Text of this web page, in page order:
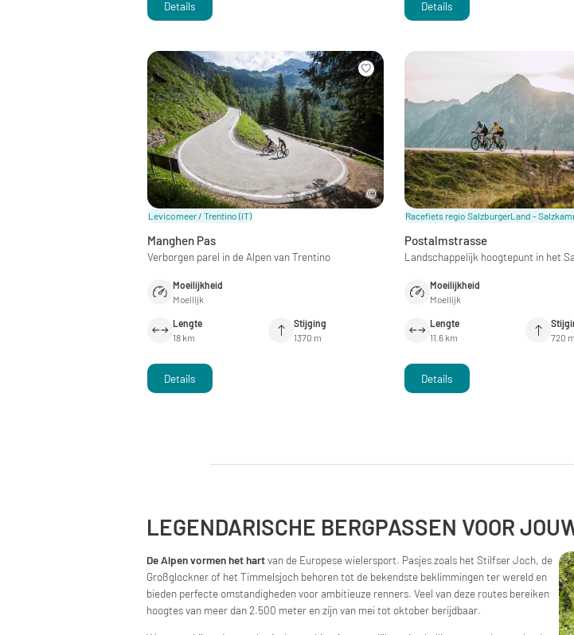
Details Details
Levicomeer / Trentino (IT)
Manghen Pas
Verborgen parel in de Alpen van Trentino
Moeilijkheid
Moeilijk
Lengte
18 km
Stijging
1370 m
Details
Postalmstrasse
Landschappelijk hoogtepunt in het
Moeilijkheid
Moeilijk
Lengte
11.6 km
720 m
Details
LEGENDARISCHE BERGPASSEN VOOR
De Alpen vormen het hartvan de Europese wielersport. Pasjes zoals het Stilfser Joch, de
Großglockner of het Timmelsjoch behoren tot de bekendste beklimmingen ter wereld en
bieden perfecte omstandigheden voor ambitieuze renners. Veel van deze routes bereiken
hoogtes van meer dan 2.500 meter en zijn van mei tot oktober berijdbaar.